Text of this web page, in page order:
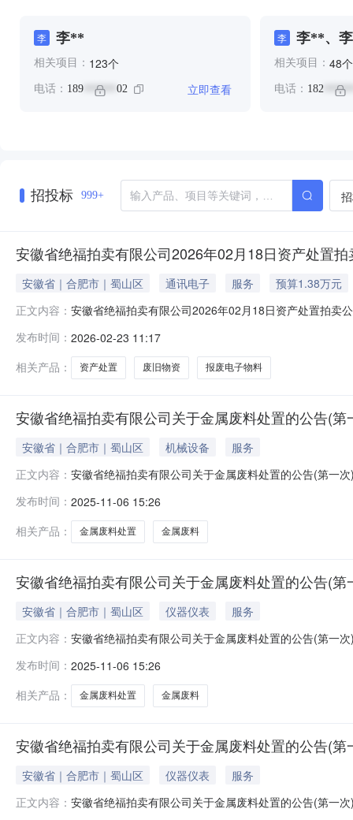
李 李**
相关项目： 123个
电话： 189 ****** 02 立即查看
李 李**、
相关项目： 48个
电话： 182
招投标 999+
安徽省绝福拍卖有限公司2026年02月18日资产处置拍
安徽省｜合肥市｜蜀山区 通讯电子 服务
预算1.38万元
正文内容： 安徽省绝福拍卖有限公司2026年02月18日资产处置拍卖
金:2000.00元联系人姓名:李经理联系人电话
发布时间： 2026-02-23 11:17
相关产品：
资产处置 废旧物资 报废电子物料
安徽省绝福拍卖有限公司关于金属废料处置的公告(
安徽省｜合肥市｜蜀山区 机械设备
服务
正文内容： 安徽省绝福拍卖有限公司关于金属废料处置的公告(第一
何解释，标的物因存放时间年限已久来源某厂家设备仪
话联系。2、标的物地址：因标的物库房涉及全
发布时间： 2025-11-06 15:26
相关产品：
金属废料处置 金属废料
安徽省绝福拍卖有限公司关于金属废料处置的公告(
安徽省｜合肥市｜蜀山区 仪器仪表
服务
正文内容： 安徽省绝福拍卖有限公司关于金属废料处置的公告(第一
何解释，标的物因存放时间年限已久来源某厂家设备仪
话联系。2、标的物地址：因标的物库房涉及全
发布时间： 2025-11-06 15:26
相关产品：
金属废料处置 金属废料
安徽省绝福拍卖有限公司关于金属废料处置的公告(
安徽省｜合肥市｜蜀山区 仪器仪表
服务
正文内容： 安徽省绝福拍卖有限公司关于金属废料处置的公告(第一